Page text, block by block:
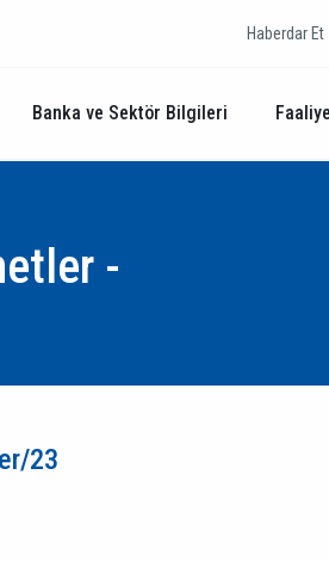
Haberdar Et
Banka ve Sektör Bilgileri
-
23